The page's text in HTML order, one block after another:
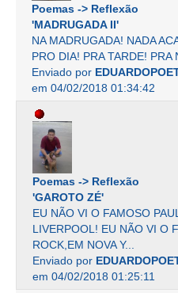
Poemas -> Reflexão
'MADRUGADA II'
NA MADRUGADA! NADA
PRO DIA! PRA TARDE! PRA
Enviado por
em 04/02/2018 01:34:42
Poemas -> Reflexão
'GAROTO ZÉ'
EU NÃO VI O FAMOSO
LIVERPOOL! EU NÃO VI O
ROCK,EM NOVA Y...
Enviado por
em 04/02/2018 01:25:11